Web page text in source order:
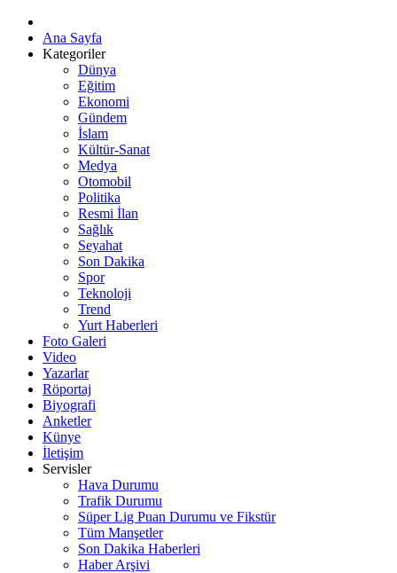
Ana Sayfa
Kategoriler
Dünya
Eğitim
Ekonomi
Gündem
İslam
Kültür-Sanat
Medya
Otomobil
Politika
Resmi İlan
Sağlık
Seyahat
Son Dakika
Spor
Teknoloji
Trend
Yurt Haberleri
Foto Galeri
Video
Yazarlar
Röportaj
Biyografi
Anketler
Künye
İletişim
Servisler
Hava Durumu
Trafik Durumu
Süper Lig Puan Durumu ve Fikstür
Tüm Manşetler
Son Dakika Haberleri
Haber Arşivi